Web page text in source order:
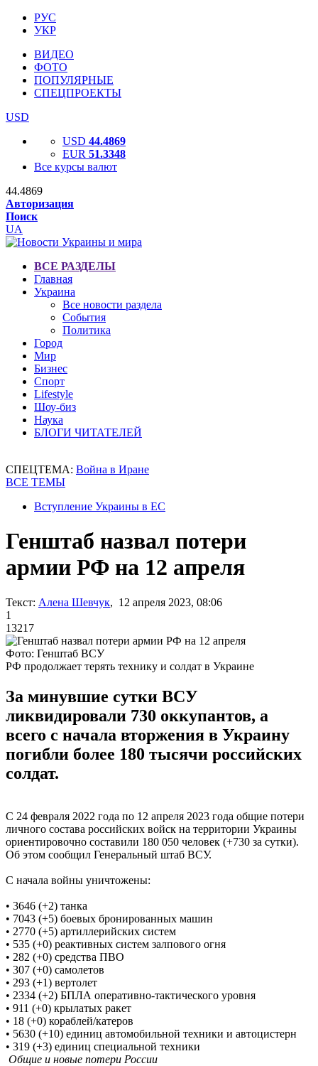
РУС
УКР
ВИДЕО
ФОТО
ПОПУЛЯРНЫЕ
СПЕЦПРОЕКТЫ
USD
USD 44.4869
EUR 51.3348
Все курсы валют
44.4869
Авторизация
Поиск
UA
ВСЕ РАЗДЕЛЫ
Главная
Украина
Все новости раздела
События
Политика
Город
Мир
Бизнес
Спорт
Lifestyle
Шоу-биз
Наука
БЛОГИ ЧИТАТЕЛЕЙ
СПЕЦТЕМА: Война в Иране
ВСЕ ТЕМЫ
Вступление Украины в ЕС
Генштаб назвал потери
армии РФ на 12 апреля
Текст: Алена Шевчук, 12 апреля 2023, 08:06
1
13217
Фото: Генштаб ВСУ
РФ продолжает терять технику и солдат в Украине
За минувшие сутки ВСУ
ликвидировали 730 оккупантов, а
всего с начала вторжения в Украину
погибли более 180 тысячи российских
солдат.
С 24 февраля 2022 года по 12 апреля 2023 года общие потери
личного состава российских войск на территории Украины
ориентировочно составили 180 050 человек (+730 за сутки).
Об этом сообщил Генеральный штаб ВСУ.
С начала войны уничтожены:
• 3646 (+2) танка
• 7043 (+5) боевых бронированных машин
• 2770 (+5) артиллерийских систем
• 535 (+0) реактивных систем залпового огня
• 282 (+0) средства ПВО
• 307 (+0) самолетов
• 293 (+1) вертолет
• 2334 (+2) БПЛА оперативно-тактического уровня
• 911 (+0) крылатых ракет
• 18 (+0) кораблей/катеров
• 5630 (+10) единиц автомобильной техники и автоцистерн
• 319 (+3) единиц специальной техники
Общие и новые потери России